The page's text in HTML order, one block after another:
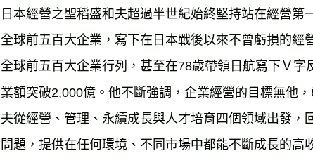
日本經營之聖稻盛和夫超過半世紀始終堅持站在經營
全球前五百大企業，寫下在日本戰後以來不曾虧損的
全球前五百大企業行列，甚至在78歲帶領日航寫下Ｖ
業額突破2,000億。他不斷強調，企業經營的目標無他
夫從經營、管理、永續成長與人才培育四個領域出發
問題，提供在任何環境、不同市場中都能不斷成長的高